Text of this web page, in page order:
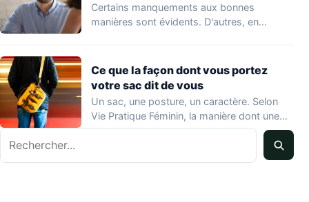
Certains manquements aux bonnes
manières sont évidents. D'autres, en
Ce que la façon dont vous portez
votre sac dit de vous
Un sac, une posture, un caractère. Selon
Vie Pratique Féminin, la manière dont une…
Rechercher